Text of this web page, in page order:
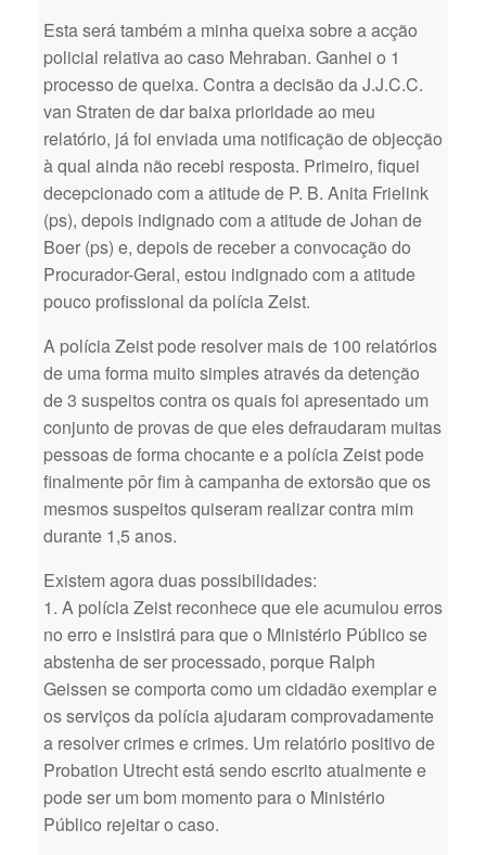
Esta será também a minha queixa sobre a acção
policial relativa ao caso Mehraban. Ganhei o 1
processo de queixa. Contra a decisão da J.J.C.C.
van Straten de dar baixa prioridade ao meu
relatório, já foi enviada uma notificação de objecção
à qual ainda não recebi resposta. Primeiro, fiquei
decepcionado com a atitude de P. B. Anita Frielink
(ps), depois indignado com a atitude de Johan de
Boer (ps) e, depois de receber a convocação do
Procurador-Geral, estou indignado com a atitude
pouco profissional da polícia Zeist.
A polícia Zeist pode resolver mais de 100 relatórios
de uma forma muito simples através da detenção
de 3 suspeitos contra os quais foi apresentado um
conjunto de provas de que eles defraudaram muitas
pessoas de forma chocante e a polícia Zeist pode
finalmente pôr fim à campanha de extorsão que os
mesmos suspeitos quiseram realizar contra mim
durante 1,5 anos.
Existem agora duas possibilidades:
1. A polícia Zeist reconhece que ele acumulou erros
no erro e insistirá para que o Ministério Público se
abstenha de ser processado, porque Ralph
Geissen se comporta como um cidadão exemplar e
os serviços da polícia ajudaram comprovadamente
a resolver crimes e crimes. Um relatório positivo de
Probation Utrecht está sendo escrito atualmente e
pode ser um bom momento para o Ministério
Público rejeitar o caso.